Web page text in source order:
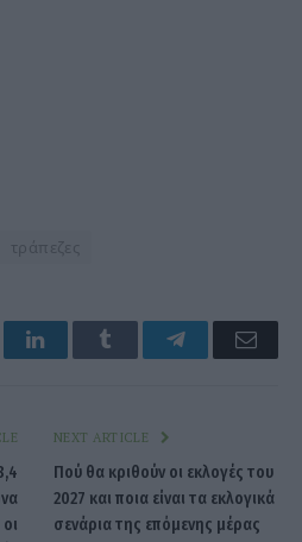
τράπεζες
LinkedIn Tumblr Telegram
NEXT ARTICLE
Πού θα κριθούν οι εκλογές του
2027 και ποια είναι τα εκλογικά
σενάρια της επόμενης μέρας